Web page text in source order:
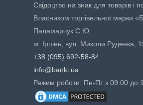
Свідоцтво на знак для товарів і
Власником торгівельної марки
Паламарчук С.Ю.
м. Ірпінь, вул. Миколи Руденка,
+38 (095) 692-58-84
info@banki.ua
Режим роботи: Пн-Пт з 09:00 до